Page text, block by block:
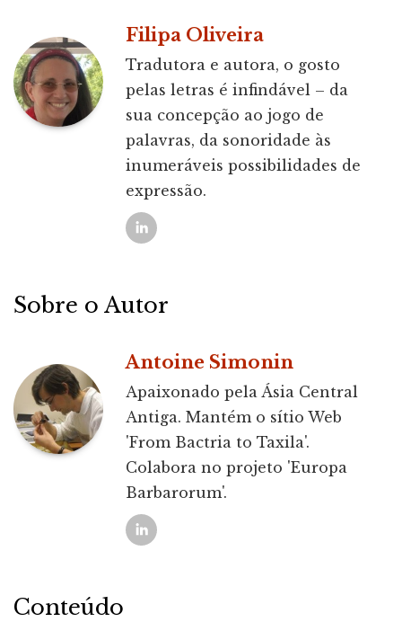
Filipa Oliveira
Tradutora e autora, o gosto
pelas letras é infindável – da
sua concepção ao jogo de
palavras, da sonoridade às
inumeráveis possibilidades de
expressão.
Sobre o Autor
Antoine Simonin
Apaixonado pela Ásia Central
Antiga. Mantém o sítio Web
'From Bactria to Taxila'.
Colabora no projeto 'Europa
Barbarorum'.
Conteúdo